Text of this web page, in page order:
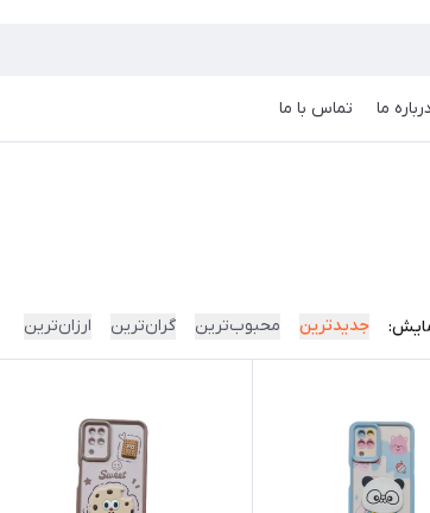
درباره ما تماس با ما
جدیدترین محبوب‌ترین گران‌ترین ارزان‌ترین